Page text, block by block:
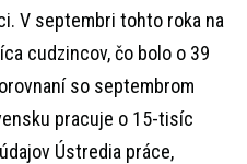
V septembri tohto roka na
cudzincov, čo bolo o 39
so septembrom
pracuje o 15-tisíc
Ústredia práce,